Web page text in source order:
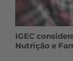
IGEC
Nutrição e